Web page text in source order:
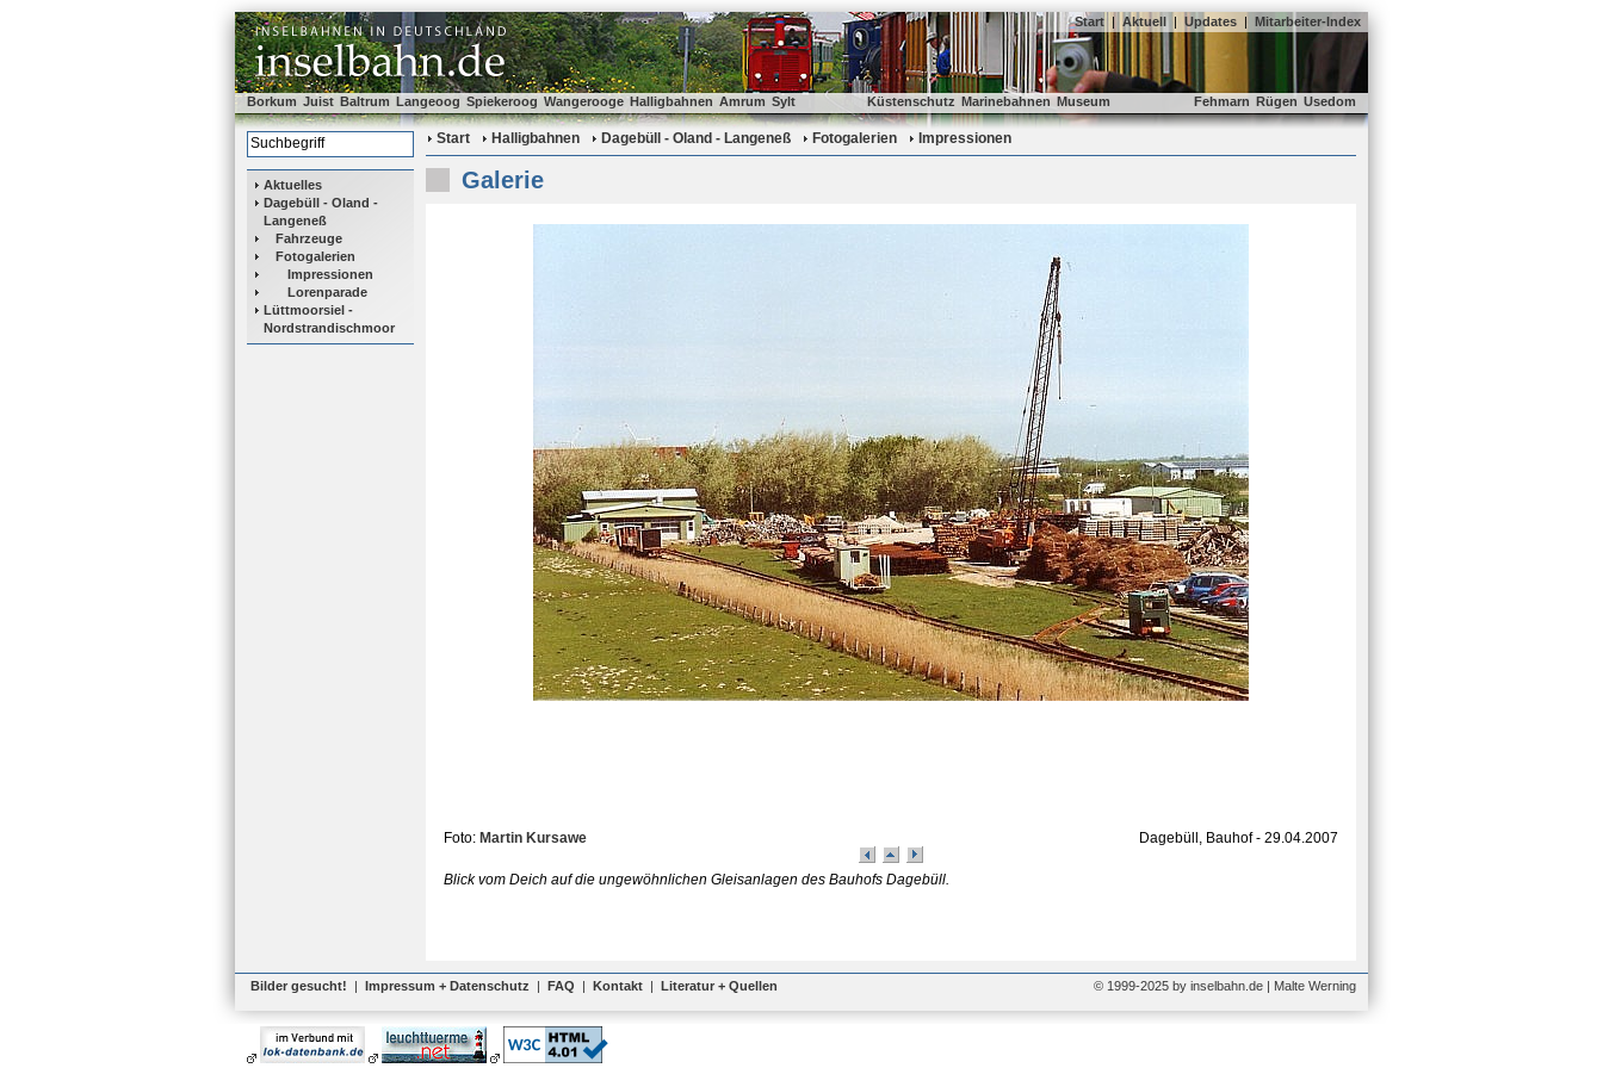
Start | Aktuell | Updates | Mitarbeiter-Index
Borkum Juist Baltrum Langeoog Spiekeroog Wangerooge Halligbahnen Amrum Sylt Küstenschutz Marinebahnen Museum Fehmarn Rügen Usedom
Aktuelles
Dagebüll - Oland -
Langeneß
Fahrzeuge
Fotogalerien
Impressionen
Lorenparade
Lüttmoorsiel -
Nordstrandischmoor
Start Halligbahnen Dagebüll - Oland - Langeneß Fotogalerien Impressionen
Galerie
Foto: Martin Kursawe Dagebüll, Bauhof - 29.04.2007
Blick vom Deich auf die ungewöhnlichen Gleisanlagen des Bauhofs Dagebüll.
Bilder gesucht! | Impressum + Datenschutz | FAQ | Kontakt | Literatur + Quellen © 1999-2025 by inselbahn.de | Malte Werning